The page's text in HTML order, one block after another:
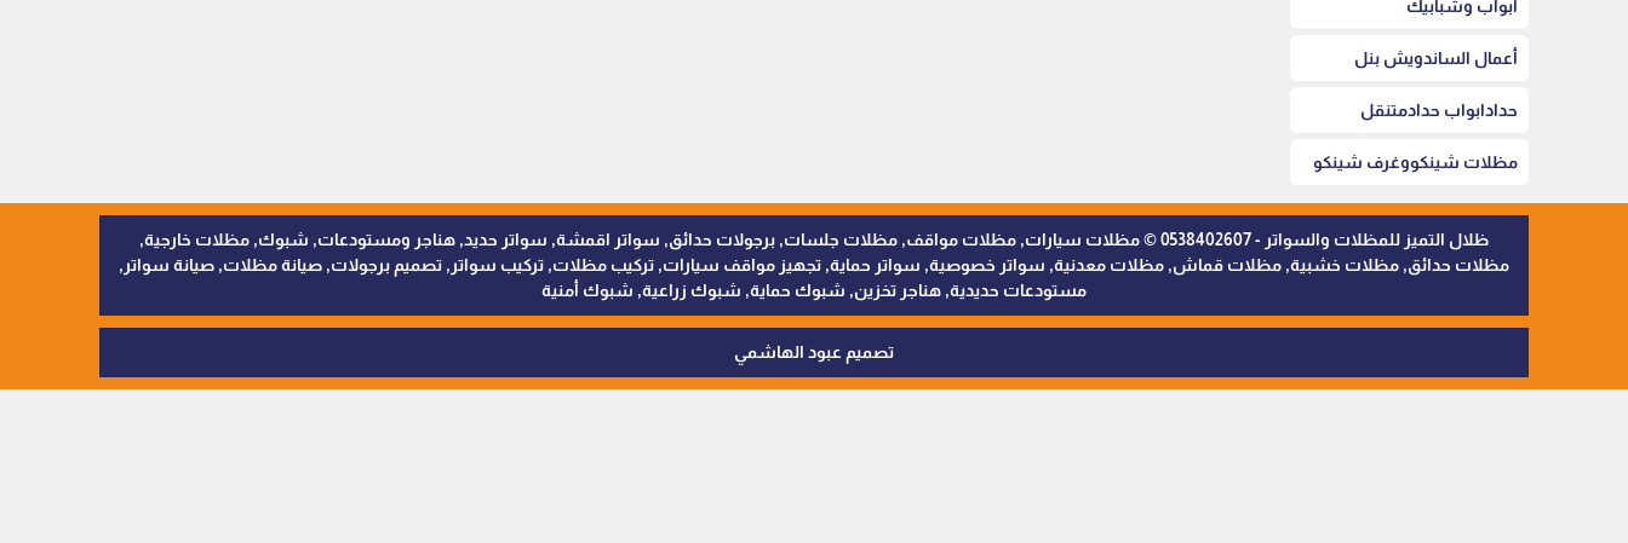
أبواب وشبابيك
أعمال الساندويش بنل
حدادابواب حدادمتنقل
مظلات شينكووغرف شينكو
ظلال التميز للمظلات والسواتر - 0538402607 © مظلات سيارات, مظلات مواقف, مظلات جلسات, برجولات حدائق, سواتر اقمشة, سواتر حديد, هناجر ومستودعات, شبوك, مظلات خارجية,
مظلات حدائق, مظلات خشبية, مظلات قماش, مظلات معدنية, سواتر خصوصية, سواتر حماية, تجهيز مواقف سيارات, تركيب مظلات, تركيب سواتر, تصميم برجولات, صيانة مظلات, صيانة سواتر,
مستودعات حديدية, هناجر تخزين, شبوك حماية, شبوك زراعية, شبوك أمنية
تصميم عبود الهاشمي